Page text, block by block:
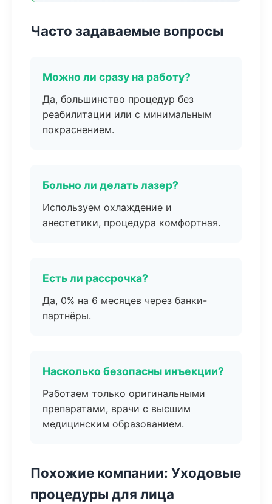
Часто задаваемые вопросы
Можно ли сразу на работу?
Да, большинство процедур без
реабилитации или с минимальным
покраснением.
Больно ли делать лазер?
Используем охлаждение и
анестетики, процедура комфортная.
Есть ли рассрочка?
Да, 0% на 6 месяцев через банки-
партнёры.
Насколько безопасны инъекции?
Работаем только оригинальными
препаратами, врачи с высшим
медицинским образованием.
Похожие компании: Уходовые
процедуры для лица